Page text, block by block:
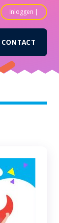
Persoonlijke
Inloggen
CONTACT